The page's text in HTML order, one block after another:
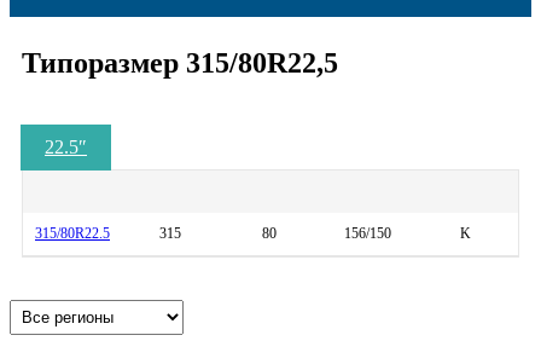
Типоразмер 315/80R22,5
22.5″
315/80R22.5 315 80 156/150 K